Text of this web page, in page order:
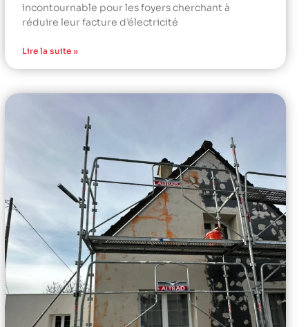
incontournable pour les foyers cherchant à
réduire leur facture d’électricité
Lire la suite »